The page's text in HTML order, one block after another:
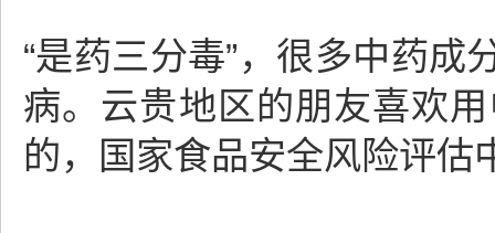
“是药三分毒”，很多中药
病。云贵地区的朋友喜欢
的，国家食品安全风险评估